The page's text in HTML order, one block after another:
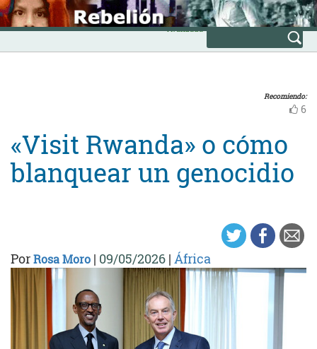
Skip
to
content
INICIO
Avanzada
Recomiendo:
6
«Visit Rwanda» o cómo
blanquear un genocidio
PorRosa Moro | 09/05/2026 | África